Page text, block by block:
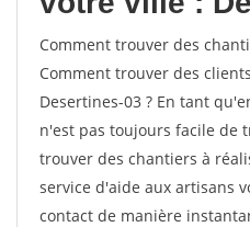
Comment trouver des
Comment trouver des
Desertines-03 ? En tant
n'est pas toujours facile de
trouver des chantiers à
service d'aide aux artisans
contact de manière